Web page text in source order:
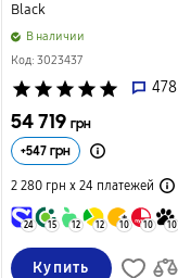
Black
B наличии
Код: 3023437
star star star star star 478
54 719 грн
+547 грн
2 280 грн х 24 платежей
24 15 12 12 10 10 10
Купить